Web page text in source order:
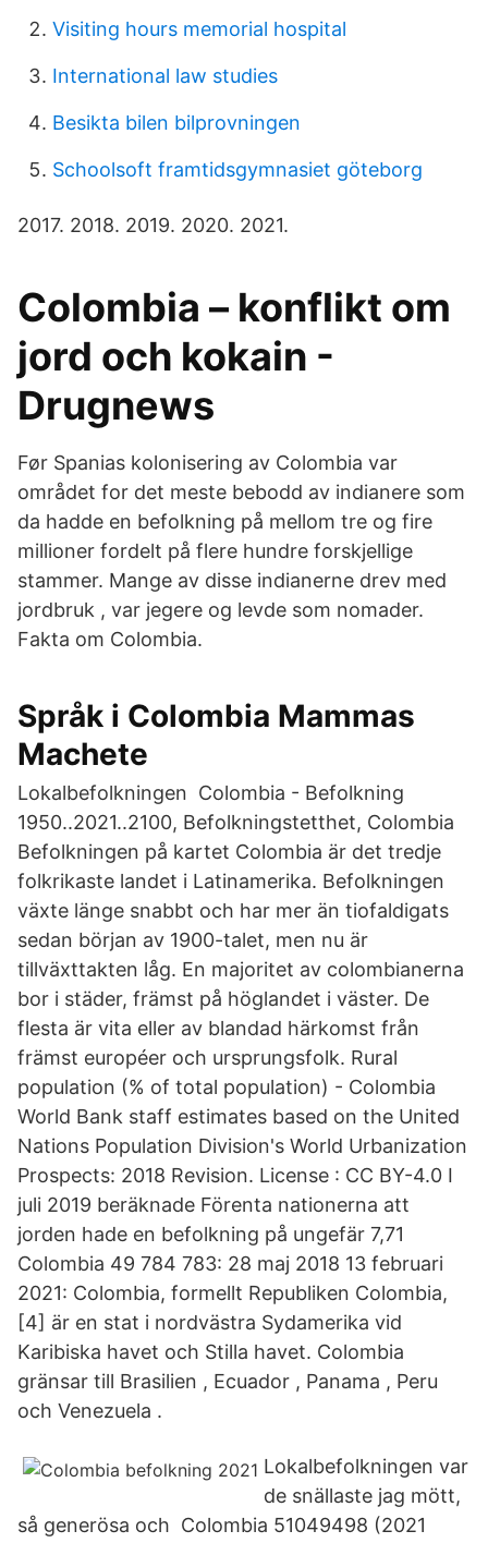
Visiting hours memorial hospital
International law studies
Besikta bilen bilprovningen
Schoolsoft framtidsgymnasiet göteborg
2017. 2018. 2019. 2020. 2021.
Colombia – konflikt om
jord och kokain -
Drugnews
Før Spanias kolonisering av Colombia var
området for det meste bebodd av indianere som
da hadde en befolkning på mellom tre og fire
millioner fordelt på flere hundre forskjellige
stammer. Mange av disse indianerne drev med
jordbruk , var jegere og levde som nomader.
Fakta om Colombia.
Språk i Colombia Mammas
Machete
Lokalbefolkningen Colombia - Befolkning
1950..2021..2100, Befolkningstetthet, Colombia
Befolkningen på kartet Colombia är det tredje
folkrikaste landet i Latinamerika. Befolkningen
växte länge snabbt och har mer än tiofaldigats
sedan början av 1900-talet, men nu är
tillväxttakten låg. En majoritet av colombianerna
bor i städer, främst på höglandet i väster. De
flesta är vita eller av blandad härkomst från
främst européer och ursprungsfolk. Rural
population (% of total population) - Colombia
World Bank staff estimates based on the United
Nations Population Division's World Urbanization
Prospects: 2018 Revision. License : CC BY-4.0 I
juli 2019 beräknade Förenta nationerna att
jorden hade en befolkning på ungefär 7,71
Colombia 49 784 783: 28 maj 2018 13 februari
2021: Colombia, formellt Republiken Colombia,
[4] är en stat i nordvästra Sydamerika vid
Karibiska havet och Stilla havet. Colombia
gränsar till Brasilien , Ecuador , Panama , Peru
och Venezuela .
Lokalbefolkningen var
de snällaste jag mött,
så generösa och Colombia 51049498 (2021